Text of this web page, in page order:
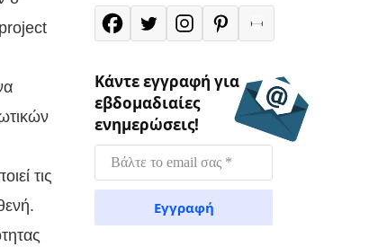
τις
Κάντε εγγραφή για
εβδομαδιαίες
ενημερώσεις!